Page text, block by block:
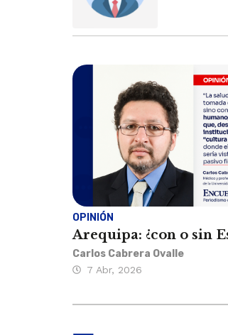
OPINIÓN
Arequipa: ¿con o sin
Carlos Cabrera Ovalle
7 Abr, 2026